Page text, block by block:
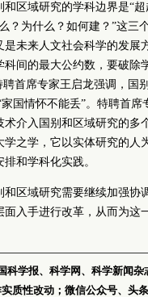
区域研究的学科边界是“
？为什么？如何建？”这三
未来人文社会科学的发展
间的最大公约数，要破除
首席专家王启龙强调，国
国情怀不能丢”。特聘首
介入国别和区域研究的多
之学，它以实体研究的
和学科化实践。
区域研究需要继续加强协
入手进行改革，从而为这
科学报、科学网、科学新闻
质性改动；微信公众号、头